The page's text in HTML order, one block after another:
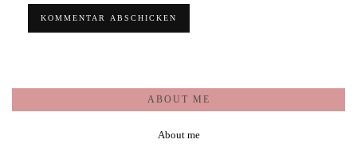
ABOUT ME
About me